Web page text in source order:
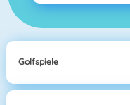
Golfspiele